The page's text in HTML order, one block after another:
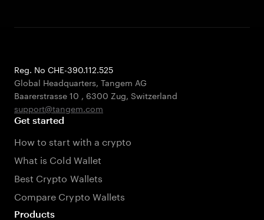
Reg. No CHE-390.112.525
Global Headquarters, Tangem AG
Baarerstrasse 10 , 6300 Zug, Switzerland
support@tangem.com
Get started
How to start with a crypto
What is Cold Wallet
Best Crypto Wallets
Compare Crypto Wallets
Products